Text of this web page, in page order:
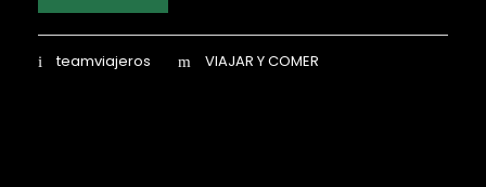
teamviajeros VIAJAR Y COMER